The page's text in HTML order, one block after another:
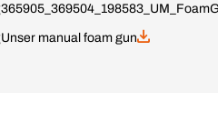
Unser manual foam gun